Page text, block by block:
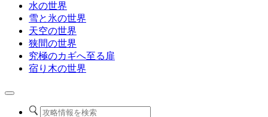
水の世界
雪と氷の世界
天空の世界
狭間の世界
究極のカギへ至る扉
宿り木の世界